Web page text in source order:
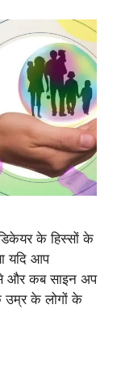
के हिस्सों के
यदि आप
और कब साइन अप
उम्र के लोगों के